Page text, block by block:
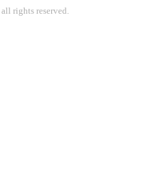
rights reserved.